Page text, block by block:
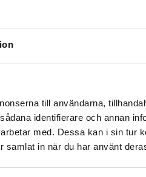
till användarna,
identifierare och annan
med. Dessa kan i sin tur
samlat in när du har använt
Express
contact our customer